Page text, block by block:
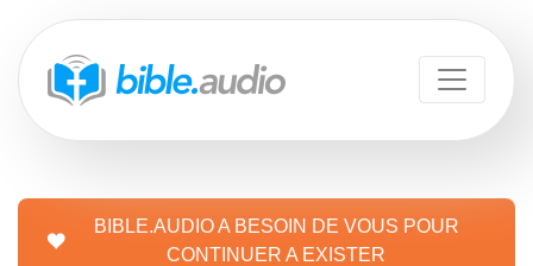
BIBLE.AUDIO A BESOIN DE VOUS POUR
CONTINUER A EXISTER